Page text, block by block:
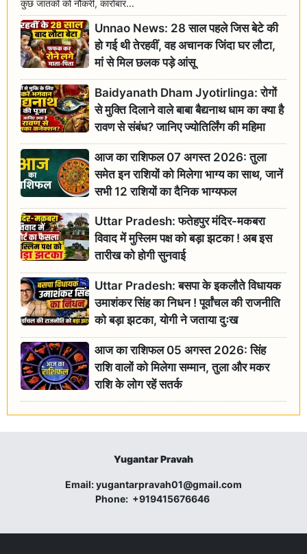
कुछ जातकों को नौकरी, कारोबार...
Unnao News: 28 साल पहले जिस बेटे की
हो गई थी तेरहवीं, वह अचानक जिंदा घर लौटा,
मां से मिल छलक पड़े आंसू
Baidyanath Dham Jyotirlinga: रोगों
से मुक्ति दिलाने वाले बाबा बैद्यनाथ धाम का क्या है
रावण से संबंध? जानिए ज्योतिर्लिंग की महिमा
आज का राशिफल 07 अगस्त 2026: तुला
समेत इन राशियों को मिलेगा भाग्य का साथ, जानें
सभी 12 राशियों का दैनिक भाग्यफल
Uttar Pradesh: फतेहपुर मंदिर-मकबरा
विवाद में मुस्लिम पक्ष को बड़ा झटका ! अब इस
तारीख को होगी सुनवाई
Uttar Pradesh: बसपा के इकलौते विधायक
उमाशंकर सिंह का निधन ! पूर्वांचल की राजनीति
को बड़ा झटका, योगी ने जताया दुःख
आज का राशिफल 05 अगस्त 2026: सिंह
राशि वालों को मिलेगा सम्मान, तुला और मकर
राशि के लोग रहें सतर्क
Yugantar Pravah
Email:yugantarpravah01@gmail.com
Phone: +919415676646